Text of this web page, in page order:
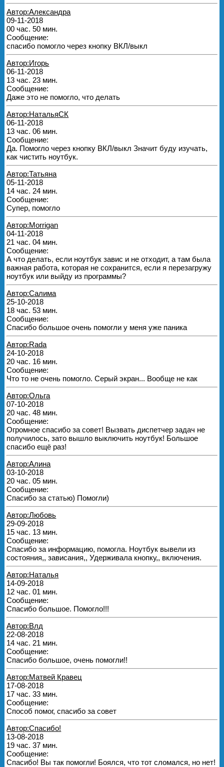
Автор:Александра
09-11-2018
00 час. 50 мин.
Сообщение:
спасибо помогло через кнопку ВКЛ/выкл
Автор:Игорь
06-11-2018
13 час. 23 мин.
Сообщение:
Даже это не помогло, что делать
Автор:НатальяСК
06-11-2018
13 час. 06 мин.
Сообщение:
Да. Помогло через кнопку ВКЛ/выкл Значит буду изучать,
как чистить ноутбук.
Автор:Татьяна
05-11-2018
14 час. 24 мин.
Сообщение:
Супер, помогло
Автор:Morrigan
04-11-2018
21 час. 04 мин.
Сообщение:
А что делать, если ноутбук завис и не отходит, а там была
важная работа, которая не сохранится, если я перезагружу
ноутбук или выйду из программы?
Автор:Салима
25-10-2018
18 час. 53 мин.
Сообщение:
Спасибо большое очень помогли у меня уже паника
Автор:Rada
24-10-2018
20 час. 16 мин.
Сообщение:
Что то не очень помогло. Серый экран... Вообще не как
Автор:Ольга
07-10-2018
20 час. 48 мин.
Сообщение:
Огромное спасибо за совет! Вызвать диспетчер задач не
получилось, зато вышло выключить ноутбук! Большое
спасибо ещё раз!
Автор:Алина
03-10-2018
20 час. 05 мин.
Сообщение:
Спасибо за статью) Помогли)
Автор:Любовь
29-09-2018
15 час. 13 мин.
Сообщение:
Спасибо за информацию, помогла. Ноутбук вывели из
состояния,, зависания,, Удерживала кнопку,, включения.
Автор:Наталья
14-09-2018
12 час. 01 мин.
Сообщение:
Спасибо большое. Помогло!!!
Автор:Влд
22-08-2018
14 час. 21 мин.
Сообщение:
Спасибо большое, очень помогли!!
Автор:Матвей Кравец
17-08-2018
17 час. 33 мин.
Сообщение:
Способ помог, спасибо за совет
Автор:Спасибо!
13-08-2018
19 час. 37 мин.
Сообщение:
Спасибо! Вы так помогли! Боялся, что тот сломался, но нет!